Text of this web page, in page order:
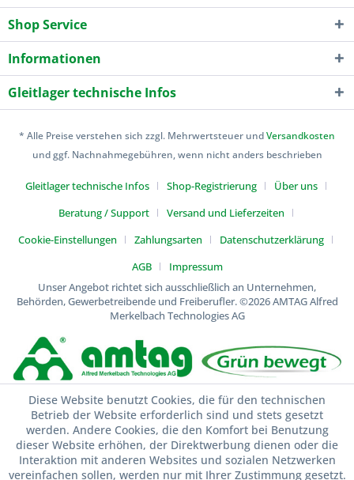
Shop Service
Informationen
Gleitlager technische Infos
* Alle Preise verstehen sich zzgl. Mehrwertsteuer undVersandkosten
und ggf. Nachnahmegebühren, wenn nicht anders beschrieben
Gleitlager technische Infos Shop-Registrierung
Über uns
Beratung / Support
Versand und Lieferzeiten
Cookie-Einstellungen
Zahlungsarten
Datenschutzerklärung
AGB
Impressum
Unser Angebot richtet sich ausschließlich an Unternehmen,
Behörden, Gewerbetreibende und Freiberufler.©2026 AMTAG Alfred
Merkelbach Technologies AG
Diese Website benutzt Cookies, die für den technischen
Betrieb der Website erforderlich sind und stets gesetzt
werden. Andere Cookies, die den Komfort bei Benutzung
dieser Website erhöhen, der Direktwerbung dienen oder die
Interaktion mit anderen Websites und sozialen Netzwerken
vereinfachen sollen, werden nur mit Ihrer Zustimmung gesetzt.